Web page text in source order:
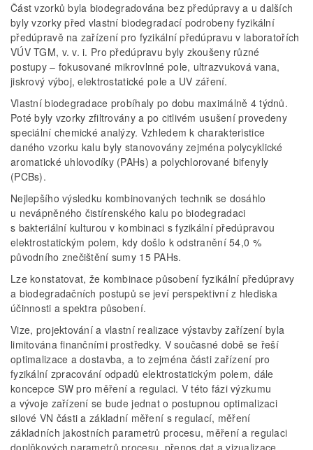
Část vzorků byla biodegradována bez předúpravy a u dalších
byly vzorky před vlastní biodegradací podrobeny fyzikální
předúpravě na zařízení pro fyzikální předúpravu v laboratořích
VÚV TGM, v. v. i. Pro předúpravu byly zkoušeny různé
postupy – fokusované mikrovlnné pole, ultrazvuková vana,
jiskrový výboj, elektrostatické pole a UV záření.
Vlastní biodegradace probíhaly po dobu maximálně 4 týdnů.
Poté byly vzorky zfiltrovány a po citlivém usušení provedeny
speciální chemické analýzy. Vzhledem k charakteristice
daného vzorku kalu byly stanovovány zejména polycyklické
aromatické uhlovodíky (PAHs) a polychlorované bifenyly
(PCBs).
Nejlepšího výsledku kombinovaných technik se dosáhlo
u nevápněného čistírenského kalu po biodegradaci
s bakteriální kulturou v kombinaci s fyzikální předúpravou
elektrostatickým polem, kdy došlo k odstranění 54,0 %
původního znečištění sumy 15 PAHs.
Lze konstatovat, že kombinace působení fyzikální předúpravy
a biodegradačních postupů se jeví perspektivní z hlediska
účinnosti a spektra působení.
Vize, projektování a vlastní realizace výstavby zařízení byla
limitována finančními prostředky. V současné době se řeší
optimalizace a dostavba, a to zejména části zařízení pro
fyzikální zpracování odpadů elektrostatickým polem, dále
koncepce SW pro měření a regulaci. V této fázi výzkumu
a vývoje zařízení se bude jednat o postupnou optimalizaci
silové VN části a základní měření s regulací, měření
základních jakostních parametrů procesu, měření a regulaci